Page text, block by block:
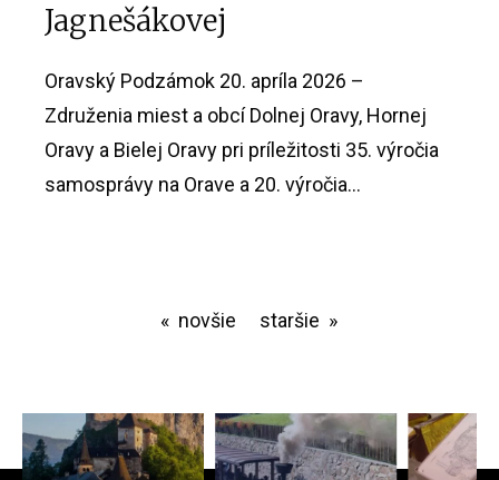
Jagnešákovej
Oravský Podzámok 20. apríla 2026 –
Združenia miest a obcí Dolnej Oravy, Hornej
Oravy a Bielej Oravy pri príležitosti 35. výročia
samosprávy na Orave a 20. výročia...
novšie staršie